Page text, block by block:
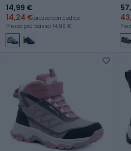
14,99 €
14,24 €prezzo con codice
Prezzo più basso: 14,99 €